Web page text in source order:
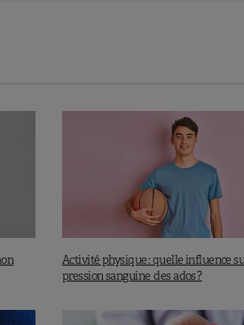
Activité physique : quelle influence
pression sanguine des ados ?